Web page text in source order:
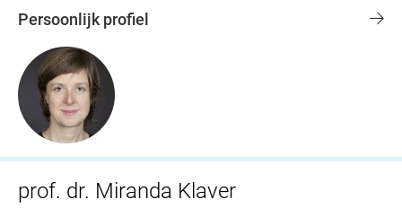
Persoonlijk profiel
prof. dr. Miranda Klaver